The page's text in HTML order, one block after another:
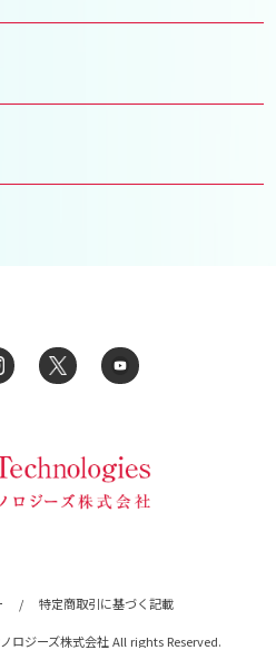
/ 特定商取引に基づく記載
ロジーズ株式会社 All rights Reserved.